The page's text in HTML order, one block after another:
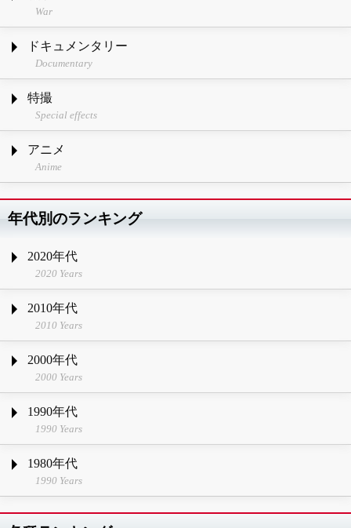
War
ドキュメンタリー
Documentary
特撮
Special effects
アニメ
Anime
年代別のランキング
2020年代
2020 Years
2010年代
2010 Years
2000年代
2000 Years
1990年代
1990 Years
1980年代
1990 Years